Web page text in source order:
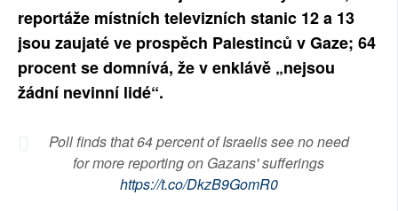
reportáže místních televizních stanic 12 a 13
jsou zaujaté ve prospěch Palestinců v Gaze; 64
procent se domnívá, že v enklávě „nejsou
žádní nevinní lidé“.
Poll finds that 64 percent of Israelis see no need
for more reporting on Gazans' sufferings
https://t.co/DkzB9GomR0